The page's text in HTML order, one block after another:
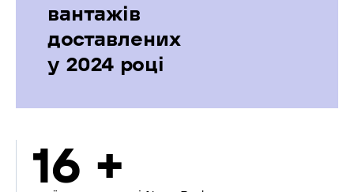
вантажів
доставлених
у 2024 році
16 +